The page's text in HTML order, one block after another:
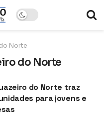
Norte
do Norte
do Norte traz
para jovens e